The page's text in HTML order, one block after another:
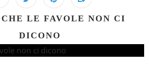
LE FAVOLE NON CI
DICONO